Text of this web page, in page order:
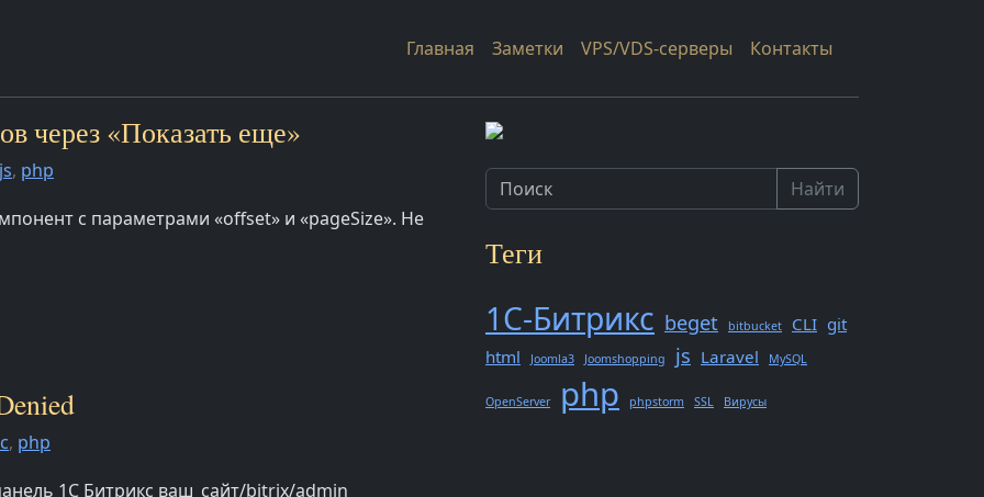
Главная Заметки VPS/VDS-серверы Контакты
через «Показать еще»
js, php
с параметрами «offset» и «pageSize». Не
, php
1С Битрикс ваш_сайт/bitrix/admin
Найти
Теги
1С-Битрикс beget bitbucket CLI git
html
Joomla3 Joomshopping js Laravel MySQL
OpenServer php phpstorm SSL Вирусы